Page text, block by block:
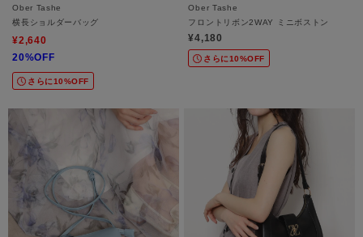
Ober Tashe
横長ショルダーバッグ
¥2,640
20%OFF
さらに10%OFF
Ober Tashe
フロントリボン2WAY ミニボストン
¥4,180
さらに10%OFF